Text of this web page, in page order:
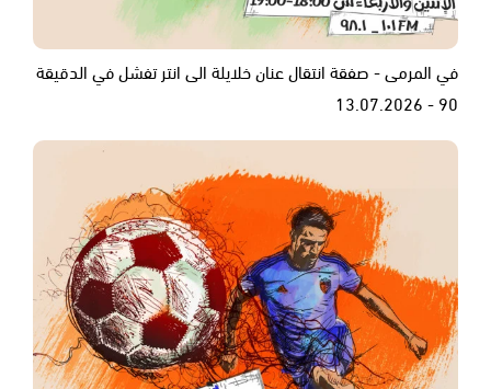
في المرمى - صفقة انتقال عنان خلايلة الى انتر تفشل في الدقيقة
90 - 13.07.2026